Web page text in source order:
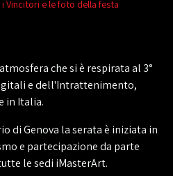
Vincitori e le foto della festa
che si è respirata al 3°
e dell'Intrattenimento,
in Italia.
di Genova la serata è iniziata in
e partecipazione da parte
le sedi iMasterArt.